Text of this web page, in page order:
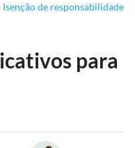
Isenção de responsabilidade
para